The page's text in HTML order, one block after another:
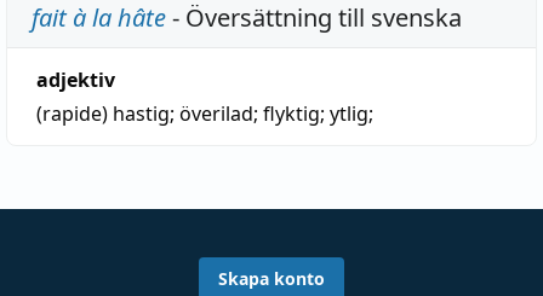
fait à la hâte- Översättning till svenska
adjektiv
(rapide) hastig; överilad; flyktig; ytlig;
Skapa konto